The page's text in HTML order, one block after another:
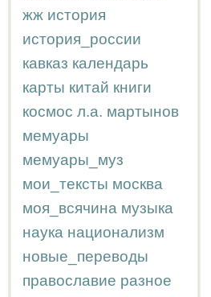
жж история
история_россии
кавказ календарь
карты китай книги
космос л.а. мартынов
мемуары
мемуары_муз
мои_тексты москва
моя_всячина музыка
наука национализм
новые_переводы
православие разное